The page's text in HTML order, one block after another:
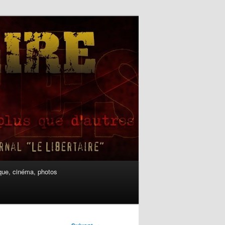
cinéma, photos